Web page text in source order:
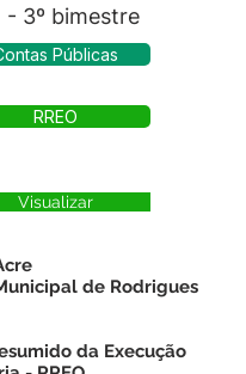
- 3º bimestre
Públicas
RREO
Visualizar
de Rodrigues
da Execução